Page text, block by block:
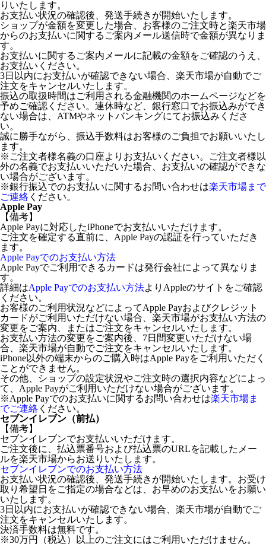
りいたします。
お支払い状況の確認後、発送手続きが開始いたします。
ショップが金額を変更した場合、お客様のご注文時と楽天市場
からのお支払いに関するご案内メール送信時で金額が異なりま
す。
お支払いに関するご案内メールに記載の金額をご確認のうえ、
お支払いください。
3日以内にお支払いが確認できない場合、楽天市場が自動でご
注文をキャンセルいたします。
振込の取扱時間はご利用される金融機関のホームページなどを
予めご確認ください。連休時など、銀行窓口でお振込みができ
ない場合は、ATMやネットバンキングにてお振込みくださ
い。
誠に勝手ながら、振込手数料はお客様のご負担でお願いいたし
ます。
※ご注文者様名義の口座よりお支払いください。ご注文者様以
外の名義でお支払いいただいた場合、お支払いの確認ができな
い場合がございます。
※銀行振込でのお支払いに関するお問い合わせは楽天市場まで
ご連絡 ください。
Apple Pay
【備考】
Apple Payに対応したiPhoneでお支払いいただけます。
ご注文を確定する直前に、Apple Payの認証を行っていただき
ます。
Apple Payでのお支払い方法
Apple Payでご利用できるカードは発行会社によって異なりま
す。
詳細はApple Payでのお支払い方法よりAppleのサイトをご確認
ください。
お客様のご利用状況などによってApple Payおよびクレジット
カードがご利用いただけない場合、楽天市場がお支払い方法の
変更をご案内、またはご注文をキャンセルいたします。
お支払い方法の変更をご案内後、7日間変更いただけない場
合、楽天市場が自動でご注文をキャンセルいたします。
iPhone以外の端末からのご購入時はApple Payをご利用いただく
ことができません。
その他、ショップの設定状況やご注文時の選択内容などによっ
て、Apple Payがご利用いただけない場合がございます。
※Apple Payでのお支払いに関するお問い合わせは楽天市場ま
でご連絡 ください。
セブンイレブン（前払）
【備考】
セブンイレブンでお支払いいただけます。
ご注文後に、払込票番号および払込票のURLを記載したメー
ルを楽天市場からお送りいたします。
セブンイレブンでのお支払い方法
お支払い状況の確認後、発送手続きが開始いたします。お受け
取り希望日をご指定の場合などは、お早めのお支払いをお願い
いたします。
3日以内にお支払いが確認できない場合、楽天市場が自動でご
注文をキャンセルいたします。
決済手数料は無料です。
※30万円（税込）以上のご注文にはご利用いただけません。